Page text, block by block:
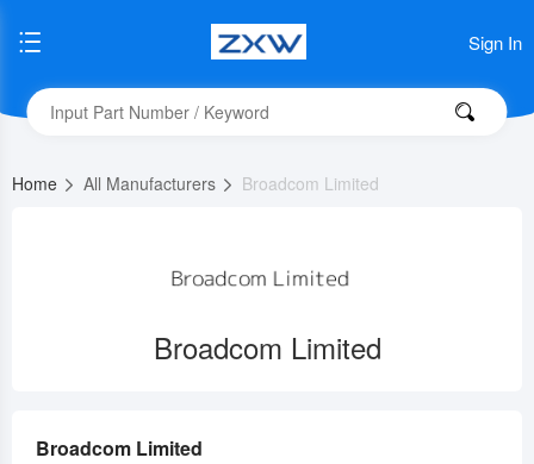
Sign In
Home All Manufacturers Broadcom Limited
Broadcom Limited
Broadcom Limited